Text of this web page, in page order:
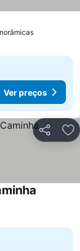
Ver preços
Partilhar